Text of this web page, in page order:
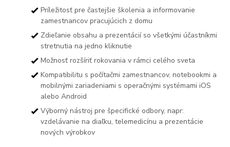
Príležitosť pre častejšie školenia a informovanie
zamestnancov pracujúcich z domu
Zdieľanie obsahu a prezentácií so všetkými účastníkmi
stretnutia na jedno kliknutie
Možnosť rozšíriť rokovania v rámci celého sveta
Kompatibilitu s počítačmi zamestnancov, notebookmi a
mobilnými zariadeniami s operačnými systémami iOS
alebo Android
Výborný nástroj pre špecifické odbory, napr:
vzdelávanie na diaľku, telemedicínu a prezentácie
nových výrobkov